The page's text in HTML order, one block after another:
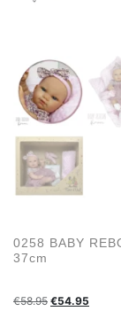
0258 BABY
37cm
€58.95 €54.95